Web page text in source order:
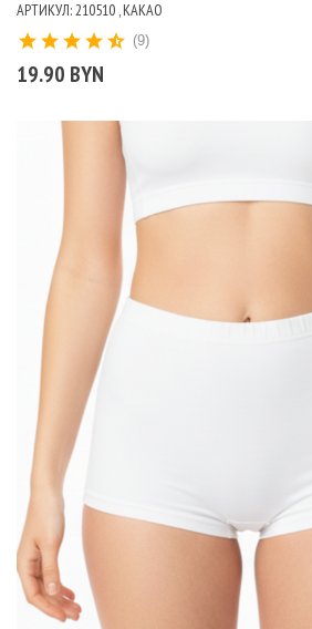
АРТИКУЛ: 210510 , КАКАО
19.90 BYN
(9)